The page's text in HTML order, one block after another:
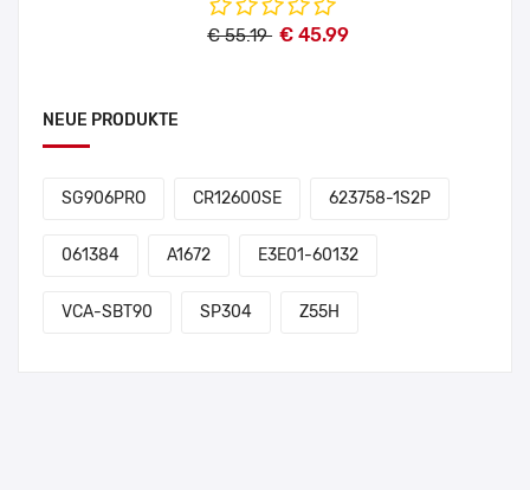
€ 55.19 € 45.99
NEUE PRODUKTE
SG906PRO CR12600SE 623758-1S2P
061384 A1672 E3E01-60132
VCA-SBT90 SP304 Z55H